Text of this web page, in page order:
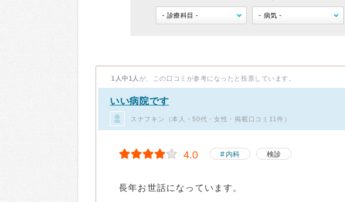
1人中1人 が、この口コミが参考になったと投票しています。
いい病院です
スナフキン（本人・50代・女性・掲載口コミ11件）
4.0 内科 検診
長年お世話になっています。